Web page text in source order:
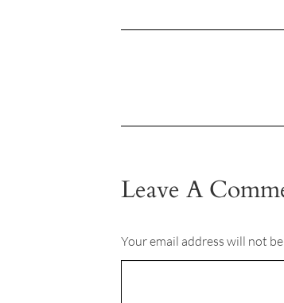
Leave A
Your email address will not